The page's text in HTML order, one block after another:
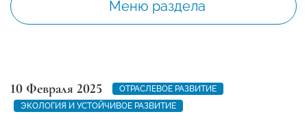
Меню раздела
10 Февраля 2025
ОТРАСЛЕВОЕ РАЗВИТИЕ
ЭКОЛОГИЯ И УСТОЙЧИВОЕ РАЗВИТИЕ